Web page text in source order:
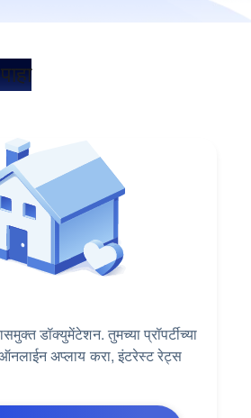
डॉक्युमेंटेशन. तुमच्या प्रॉपर्टीच्या
ऑनलाईन अप्लाय करा, इंटरेस्ट रेट्स